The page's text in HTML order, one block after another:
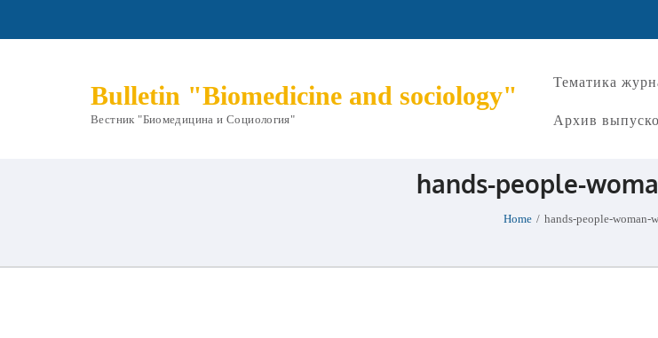
Bulletin "Biomedicine and sociology"
Вестник "Биомедицина и Социология"
Тематика
Архив
hands-people-
Home / hands-people-woman-